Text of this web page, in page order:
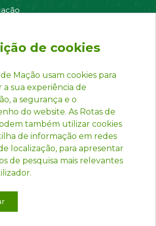
on:
de cookies
Mação usam cookies para
a sua experiência de
a segurança e o
do website. As Rotas de
também utilizar cookies
de informação em redes
localização, para apresentar
de pesquisa mais relevantes